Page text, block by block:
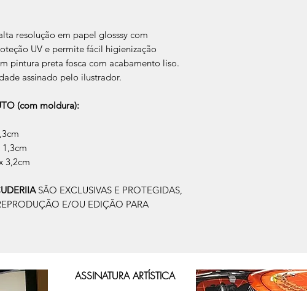
resolução em papel glosssy com
UV e permite fácil higienização
pintura preta fosca com acabamento liso.
assinado pelo ilustrador.
(com moldura):
3,2cm
SÃO EXCLUSIVAS E PROTEGIDAS,
E/OU EDIÇÃO PARA
ASSINATURA ARTÍSTICA